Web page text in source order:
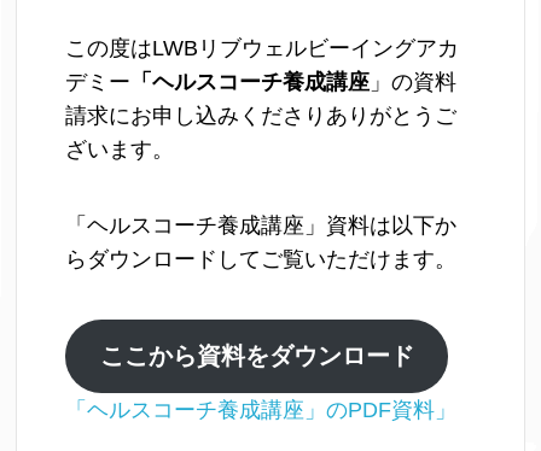
この度はLWBリブウェルビーイングアカ
デミー 「ヘルスコーチ養成講座 」の資料
請求にお申し込みくださりありがとうご
ざいます。
「ヘルスコーチ養成講座」資料は以下か
らダウンロードしてご覧いただけます。
ここから資料をダウンロード
「ヘルスコーチ養成講座」のPDF資料」